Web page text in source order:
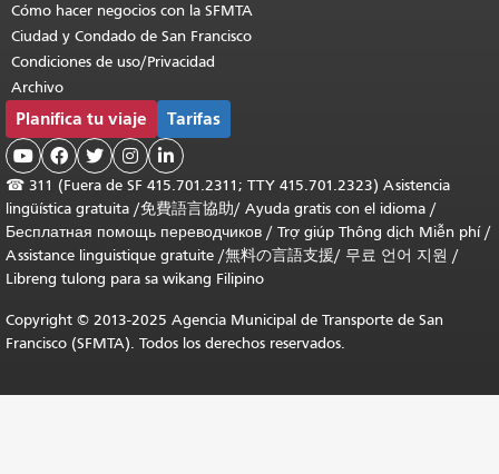
Cómo hacer negocios con la SFMTA
Ciudad y Condado de San Francisco
Condiciones de uso/Privacidad
Archivo
Planifica tu viaje Tarifas
    
☎ 311 (Fuera de SF 415.701.2311; TTY 415.701.2323) Asistencia
lingüística gratuita /免費語言協助/ Ayuda gratis con el idioma /
Бесплатная помощь переводчиков / Trợ giúp Thông dịch Miễn phí/
Assistance linguistique gratuite /無料の言語支援/ 무료 언어 지원 /
Libreng tulong para sa wikang Filipino
Copyright © 2013-2025 Agencia Municipal de Transporte de San
Francisco (SFMTA). Todos los derechos reservados.